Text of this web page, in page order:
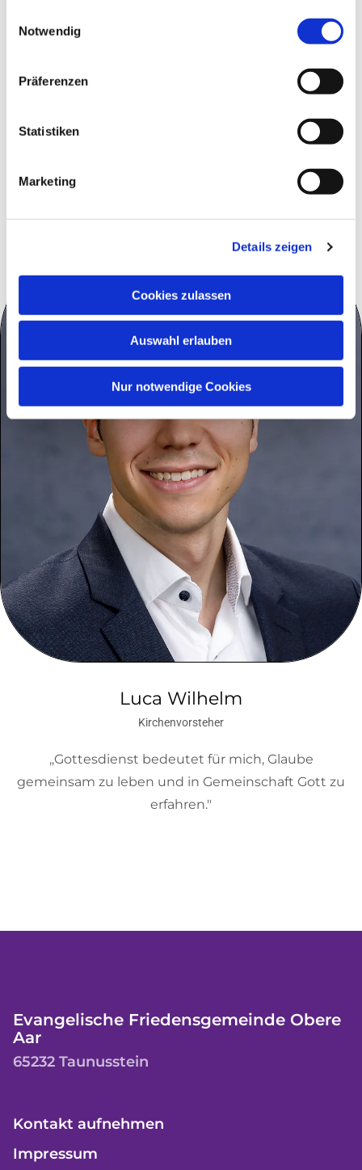
Notwendig
Präferenzen
Statistiken
Marketing
Details zeigen
Cookies zulassen
Auswahl erlauben
Nur notwendige Cookies
Luca Wilhelm
Kirchenvorsteher
,,Gottesdienst bedeutet für mich, Glaube
gemeinsam zu leben und in Gemeinschaft Gott zu
erfahren."
Evangelische Friedensgemeinde Obere
Aar
65232 Taunusstein
Kontakt aufnehmen
Impressum